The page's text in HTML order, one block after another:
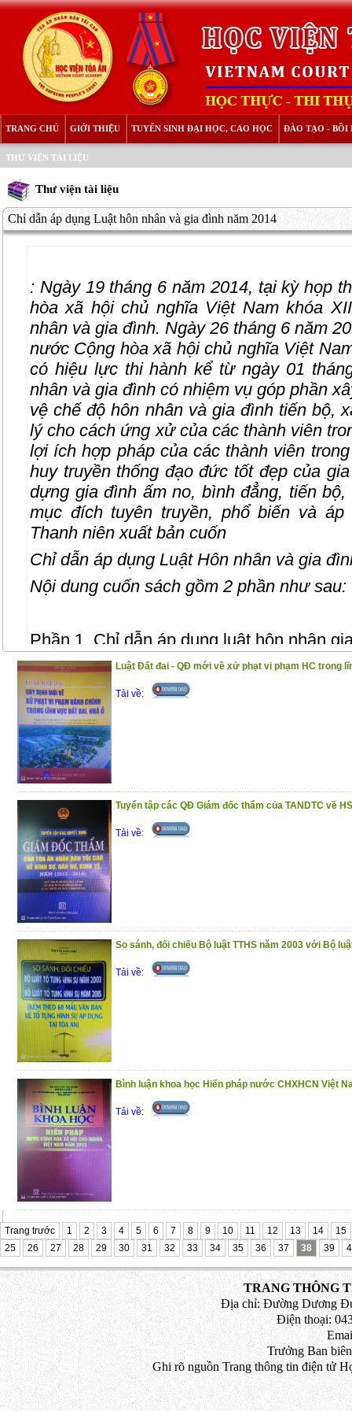
TRANG CHỦ GIỚI THIỆU TUYỂN SINH ĐẠI HỌC, CAO HỌC ĐÀO TẠO - BỒI
THƯ VIỆN TÀI LIỆU
Thư viện tài liệu
Chỉ dẫn áp dụng Luật hôn nhân và gia đình năm 2014
: Ngày 19 tháng 6 năm 2014, tại kỳ họp
hòa xã hội chủ nghĩa Việt Nam khóa
nhân và gia đình. Ngày 26 tháng 6 năm
nước Cộng hòa xã hội chủ nghĩa Việt
có hiệu lực thi hành kể từ ngày 01
nhân và gia đình có nhiệm vụ góp phần
vệ chế độ hôn nhân và gia đình tiến bộ,
lý cho cách ứng xử của các thành viên
lợi ích hợp pháp của các thành viên
huy truyền thống đạo đức tốt đẹp của
dựng gia đình ấm no, bình đẳng, tiến
mục đích tuyên truyền, phổ biến và
Thanh niên xuất bản cuốn
Chỉ dẫn áp dụng Luật Hôn nhân và gia
Nội dung cuốn sách gồm 2 phần như sau:
Phần 1. Chỉ dẫn áp dụng luật hôn nhân
Phần 2. Các văn bản hướng dẫn luật hôn
Trân trọng giới thiệu đến bạn đọc !
(7/1/2021)
Luật Đất đai - QĐ mới về xử phạt vi phạm HC trong
Tải về:
Tuyển tập các QĐ Giám đốc thẩm của TANDTC về
Tải về:
So sánh, đối chiếu Bộ luật TTHS năm 2003 với Bộ
Tải về:
Bình luận khoa học Hiến pháp nước CHXHCN Việt
Tải về:
Trang trước 1 2 3 4 5 6 7 8 9 10 11 12 13 14
15
25
26 27 28 29 30 31 32 33 34 35 36 37 38 39
TRANG THÔNG
Địa chỉ: Đường Dương
Điện thoại:
Trưởng Ban
Ghi rõ nguồn Trang thông tin điện tử